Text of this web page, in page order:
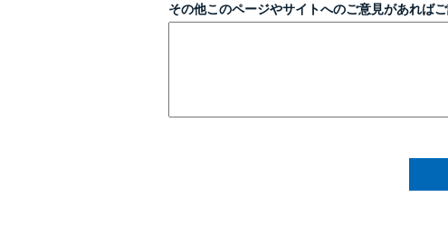
その他このページやサイトへのご意見があれば